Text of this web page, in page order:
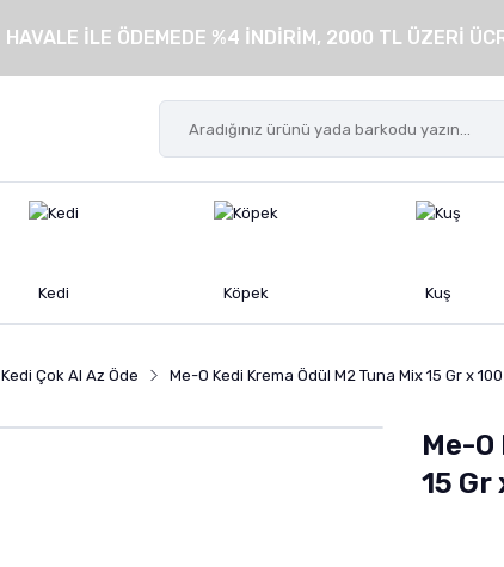
HAVALE İLE ÖDEMEDE %4 İNDİRİM, 2000 TL ÜZERİ
Kedi Köpek Kuş
Kedi Çok Al Az Öde Me-O Kedi Krema Ödül M2 Tuna Mix 15 Gr x
Me-
15 Gr